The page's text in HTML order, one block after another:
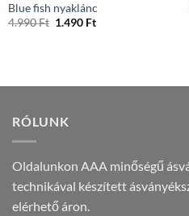
Blue fish nyaklánc
4.990Ft Original
1.490 FtCurrent
RÓLUNK
Oldalunkon AAA minőségű
technikával készített
elérhető áron.